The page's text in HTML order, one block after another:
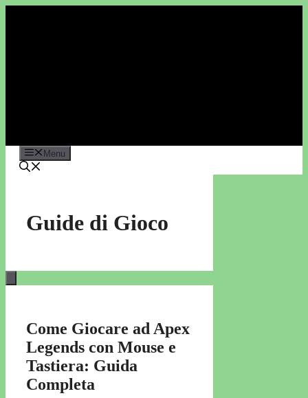
Menu
Guide di Gioco
Come Giocare ad Apex
Legends con Mouse e
Tastiera: Guida
Completa